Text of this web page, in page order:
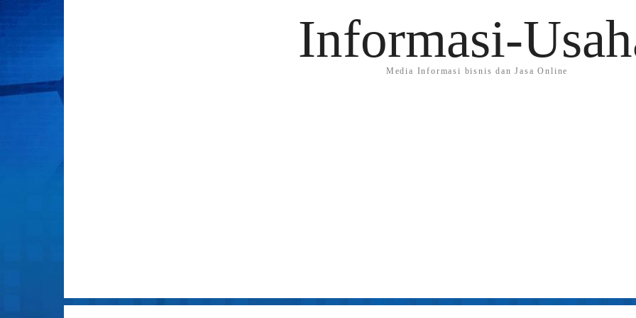
Informasi-
Media Informasi bisnis dan Jasa Online